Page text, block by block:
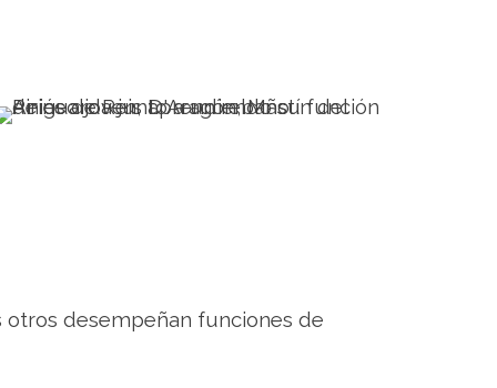
otros desempeñan funciones de